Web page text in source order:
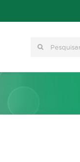
Pesquisar